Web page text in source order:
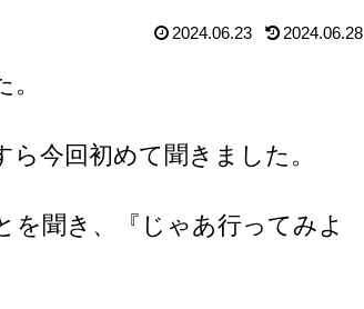
2024.06.23 2024.06.28
今回初めて聞きました。
を聞き、『じゃあ行ってみよ